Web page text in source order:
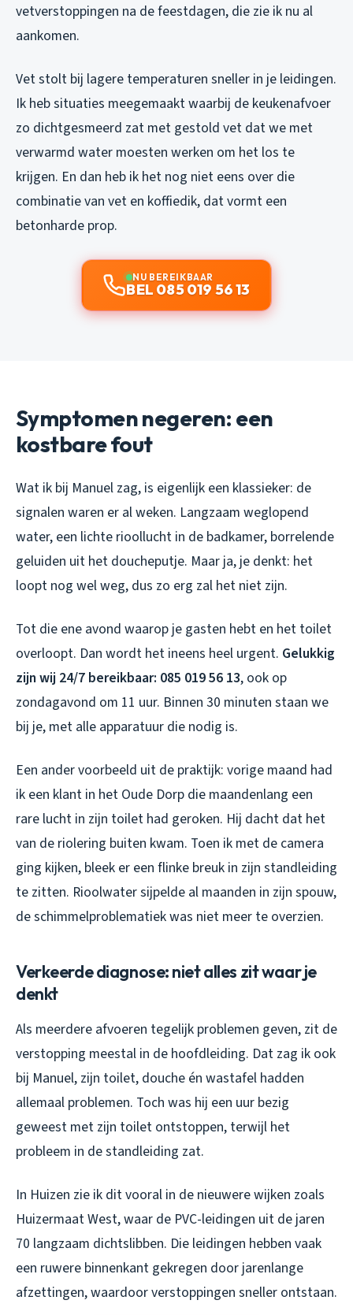
vetverstoppingen na de feestdagen, die zie ik nu al
aankomen.
Vet stolt bij lagere temperaturen sneller in je leidingen.
Ik heb situaties meegemaakt waarbij de keukenafvoer
zo dichtgesmeerd zat met gestold vet dat we met
verwarmd water moesten werken om het los te
krijgen. En dan heb ik het nog niet eens over die
combinatie van vet en koffiedik, dat vormt een
betonharde prop.
NU BEREIKBAAR
BEL 085 019 56 13
Symptomen negeren: een
kostbare fout
Wat ik bij Manuel zag, is eigenlijk een klassieker: de
signalen waren er al weken. Langzaam weglopend
water, een lichte rioollucht in de badkamer, borrelende
geluiden uit het doucheputje. Maar ja, je denkt: het
loopt nog wel weg, dus zo erg zal het niet zijn.
Tot die ene avond waarop je gasten hebt en het toilet
overloopt. Dan wordt het ineens heel urgent. Gelukkig
zijn wij 24/7 bereikbaar: 085 019 56 13, ook op
zondagavond om 11 uur. Binnen 30 minuten staan we
bij je, met alle apparatuur die nodig is.
Een ander voorbeeld uit de praktijk: vorige maand had
ik een klant in het Oude Dorp die maandenlang een
rare lucht in zijn toilet had geroken. Hij dacht dat het
van de riolering buiten kwam. Toen ik met de camera
ging kijken, bleek er een flinke breuk in zijn standleiding
te zitten. Rioolwater sijpelde al maanden in zijn spouw,
de schimmelproblematiek was niet meer te overzien.
Verkeerde diagnose: niet alles zit waar je
denkt
Als meerdere afvoeren tegelijk problemen geven, zit de
verstopping meestal in de hoofdleiding. Dat zag ik ook
bij Manuel, zijn toilet, douche én wastafel hadden
allemaal problemen. Toch was hij een uur bezig
geweest met zijn toilet ontstoppen, terwijl het
probleem in de standleiding zat.
In Huizen zie ik dit vooral in de nieuwere wijken zoals
Huizermaat West, waar de PVC-leidingen uit de jaren
70 langzaam dichtslibben. Die leidingen hebben vaak
een ruwere binnenkant gekregen door jarenlange
afzettingen, waardoor verstoppingen sneller ontstaan.